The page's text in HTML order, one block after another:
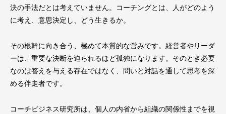
決の手法だとは考えていません。コーチングとは、人がどのよう
に考え、意思決定し、どう生きるか。
その根幹に向き合う、極めて本質的な営みです。経営者やリーダ
ーは、重要な決断を迫られるほど孤独になります。そのとき必要
なのは答えを与える存在ではなく、問いと対話を通して思考を深
める伴走者です。
コーチビジネス研究所は、個人の内省から組織の関係性までを視